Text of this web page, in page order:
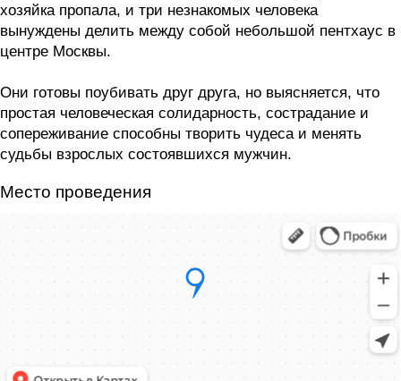
хозяйка пропала, и три незнакомых человека
вынуждены делить между собой небольшой пентхаус в
центре Москвы.
Они готовы поубивать друг друга, но выясняется, что
простая человеческая солидарность, сострадание и
сопереживание способны творить чудеса и менять
судьбы взрослых состоявшихся мужчин.
Место проведения